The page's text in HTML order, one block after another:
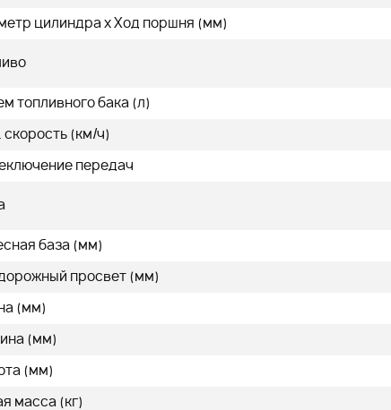
цилиндра х Ход поршня (мм)
топливного бака (л)
скорость (км/ч)
передач
база (мм)
просвет (мм)
(мм)
(мм)
(мм)
масса (кг)